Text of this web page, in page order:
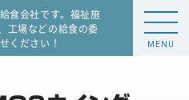
食会社です。福祉施
工場などの給食の委
ください！
MENU